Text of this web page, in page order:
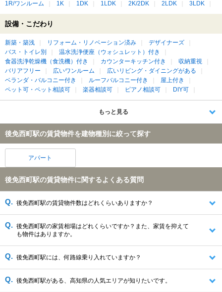
1R/ワンルーム 1K 1DK 1LDK 2K/2DK 2LDK 3LDK
設備・こだわり
新築・築浅 リフォーム・リノベーション済み
デザイナーズ
バス・トイレ別
温水洗浄便座（ウォシュレット）付き
食器洗浄乾燥機（食洗機）付き
カウンターキッチン付き
収納重視
バリアフリー
広いワンルーム
広いリビング・ダイニングがある
ベランダ・バルコニー付き
ルーフバルコニー付き
屋上付き
ペット可・ペット相談可
楽器相談可 ピアノ相談可 DIY可
もっと見る
後免西町駅の賃貸物件を建物種別に絞って探す
アパート
後免西町駅の賃貸物件に関するよくある質問
後免西町駅の賃貸物件数はどれくらいありますか？
後免西町駅の家賃相場はどれくらいですか？また、家賃を抑えて
も物件はありますか。
後免西町駅には、何路線乗り入れていますか？
後免西町駅がある、高知県の人気エリアが知りたいです。